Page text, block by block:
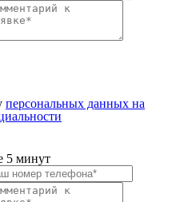
персональных данных на
5 минут